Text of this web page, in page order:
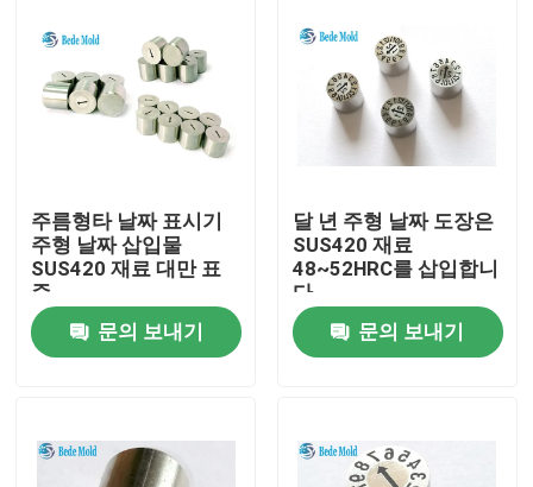
주름형타 날짜 표시기
주형 날짜 삽입물
SUS420 재료 대만 표
준
문의 보내기
달 년 주형 날짜 도장은
SUS420 재료
48~52HRC를 삽입합니
다
문의 보내기